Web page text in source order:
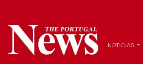
NOTICIAS